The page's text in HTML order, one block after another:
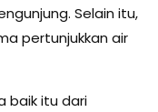
Selain itu,
pertunjukkan air
baik itu dari